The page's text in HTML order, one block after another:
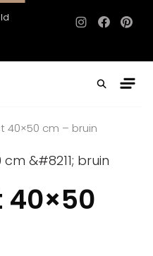
Instagram
40×50 cm – bruin
40×50